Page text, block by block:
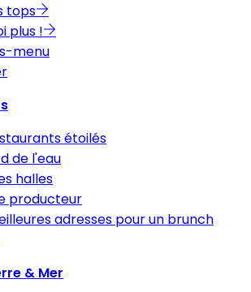
tops
plus !
menu
étoilés
de l'eau
halles
producteur
adresses pour un brunch
& Mer